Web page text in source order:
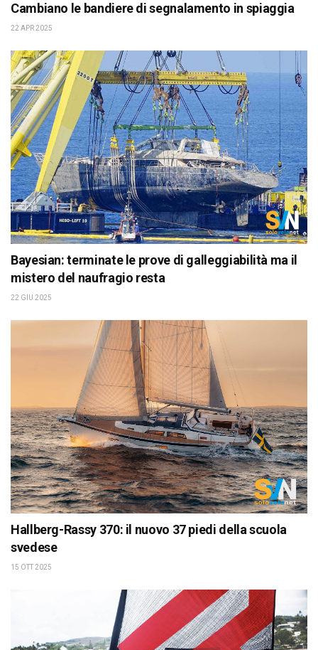
Cambiano le bandiere di segnalamento in spiaggia
22 APR 2025
Bayesian: terminate le prove di galleggiabilità ma il
mistero del naufragio resta
22 GIU 2025
Hallberg-Rassy 370: il nuovo 37 piedi della scuola
svedese
15 OTT 2025